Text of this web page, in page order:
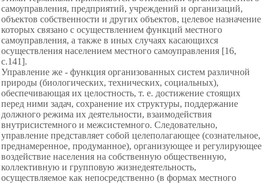
самоуправления, предприятий, учреждений и организаций,
объектов собственности и других объектов, целевое назначение
которых связано с осуществлением функций местного
самоуправления, а также в иных случаях касающихся
осуществления населением местного самоуправления [16,
с.141].
Управление же - функция организованных систем различной
природы (биологических, технических, социальных),
обеспечивающая их целостность, т. е. достижение стоящих
перед ними задач, сохранение их структуры, поддержание
должного режима их деятельности, взаимодействия
внутрисистемного и межсистемного. Следовательно,
управление представляет собой целеполагающее (сознательное,
преднамеренное, продуманное), организующее и регулирующее
воздействие населения на собственную общественную,
коллективную и групповую жизнедеятельность,
осуществляемое как непосредственно (в формах местного